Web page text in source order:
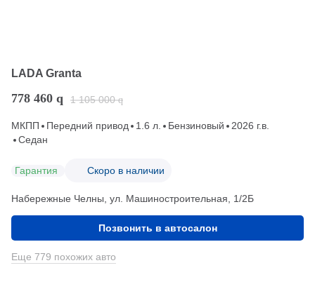
LADA Granta
778 460 q 1 105 000 q
МКПП Передний привод 1.6 л. Бензиновый
2026 г.в.
Седан
Гарантия Скоро в наличии
Набережные Челны, ул. Машиностроительная, 1/2Б
Позвонить в автосалон
Еще 779 похожих авто